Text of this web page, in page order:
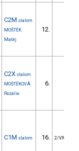
C2M slalom
MOŠTĚK
Matěj
12.
C2X slalom
MOŠTĚKOVÁ
Rozálie
6.
C1M slalom 16. 2/VM